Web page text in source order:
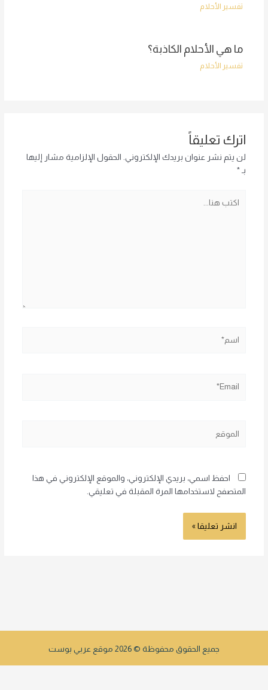
تفسير الأحلام
ما هي الأحلام الكاذبة؟
تفسير الأحلام
اترك تعليقاً
لن يتم نشر عنوان بريدك الإلكتروني. الحقول الإلزامية مشار إليها
بـ *
هنا...
احفظ اسمي، بريدي الإلكتروني، والموقع الإلكتروني في هذا
المتصفح لاستخدامها المرة المقبلة في تعليقي.
جميع الحقوق محفوظة © 2026 موقع عربي بوست